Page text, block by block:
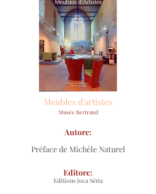
Meubles d'artistes
Musée Bertrand
Préface de Michèle Naturel
Autore:
Editions Joca Séria
Editore: